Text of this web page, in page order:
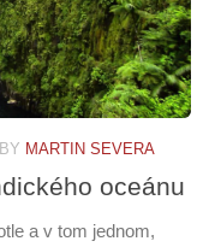
BY MARTIN SEVERA
oceánu
a v tom jednom,